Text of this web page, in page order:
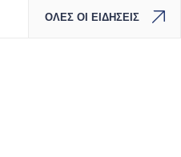
ΟΛΕΣ ΟΙ ΕΙΔΗΣΕΙΣ